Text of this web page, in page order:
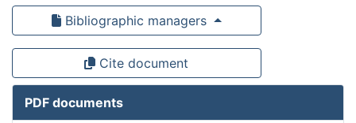
Bibliographic managers
Cite document
PDF documents